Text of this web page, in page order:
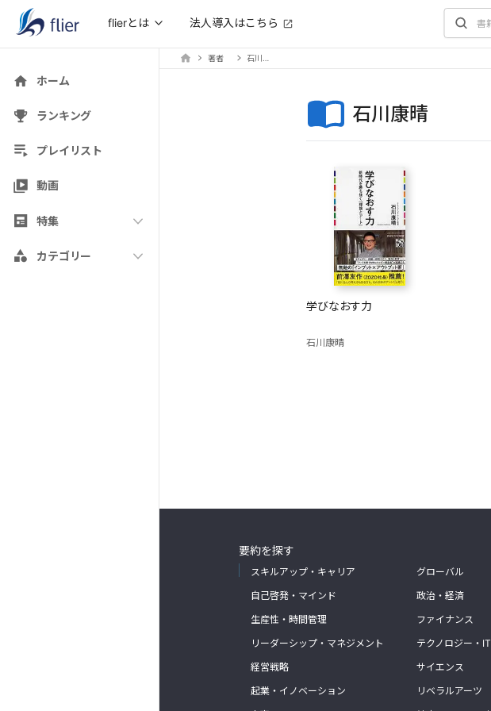
flierとは 法人導入はこちら
ホーム
ランキング
プレイリスト
動画
特集
カテゴリー
著者
石川康晴
学びなおす力
石川康晴
要約を探す
スキルアップ・キャリア
自己啓発・マインド
生産性・時間管理
リーダーシップ・マネジメント
経営戦略
起業・イノベーション
グローバル
政治・経済
ファイナンス
テクノロジー・IT
サイエンス
リベラルアーツ